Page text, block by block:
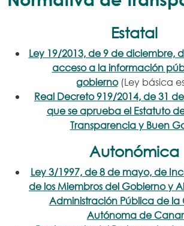
Estatal
Ley 19/2013, de 9 de diciembre,
acceso a la información
gobierno(Ley básica
Real Decreto 919/2014, de 31
que se aprueba el Estatuto
Transparencia y Buen
Autonómica
Ley 3/1997, de 8 de mayo, de
de los Miembros del Gobierno y
Administración Pública de
Autónoma de